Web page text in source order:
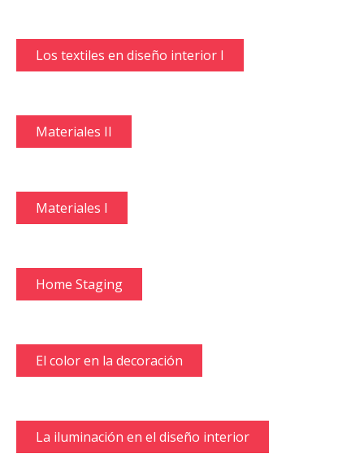
Los textiles en diseño interior I
Materiales II
Materiales I
Home Staging
El color en la decoración
La iluminación en el diseño interior